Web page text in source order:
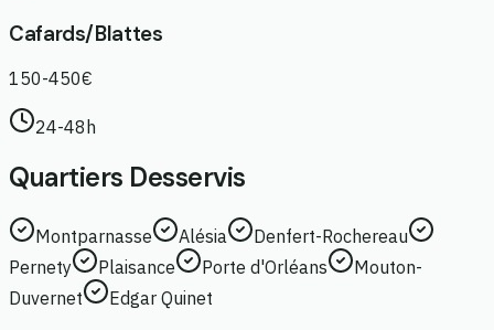
Cafards/Blattes
150-450€
24-48h
Quartiers Desservis
Montparnasse Alésia
Denfert-Rochereau
Pernety
Plaisance Porte d'Orléans
Mouton-
Duvernet
Edgar Quinet